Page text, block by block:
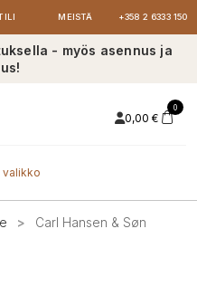
MEISTÄ +358 2 6333 150
- myös asennus ja
0,00 €
0
valikko
>
Carl Hansen & Søn